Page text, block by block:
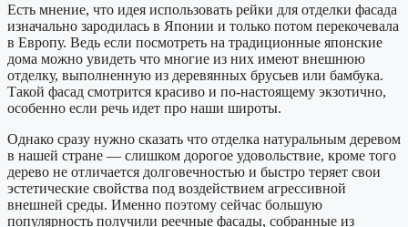
Есть мнение, что идея использовать рейки для отделки фасада
изначально зародилась в Японии и только потом перекочевала
в Европу. Ведь если посмотреть на традиционные японские
дома можно увидеть что многие из них имеют внешнюю
отделку, выполненную из деревянных брусьев или бамбука.
Такой фасад смотрится красиво и по-настоящему экзотично,
особенно если речь идет про наши широты.
Однако сразу нужно сказать что отделка натуральным деревом
в нашей стране — слишком дорогое удовольствие, кроме того
дерево не отличается долговечностью и быстро теряет свои
эстетические свойства под воздействием агрессивной
внешней среды. Именно поэтому сейчас большую
популярность получили реечные фасады, собранные из